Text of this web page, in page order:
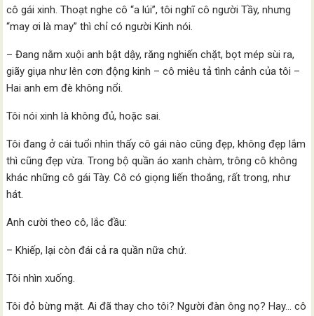
cô gái xinh. Thoạt nghe cô “a lúi”, tôi nghĩ cô người Tầy, nhưng
“may ơi là may” thì chỉ có người Kinh nói.
– Đang nằm xuội anh bật dậy, răng nghiến chặt, bọt mép sùi ra,
giãy giụa như lên cơn động kinh – cô miêu tả tình cảnh của tôi –
Hai anh em đè không nổi.
Tôi nói xinh là không đủ, hoặc sai.
Tôi đang ở cái tuổi nhìn thấy cô gái nào cũng đẹp, không đẹp lắm
thì cũng đẹp vừa. Trong bộ quần áo xanh chàm, trông cô không
khác những cô gái Tày. Cô có giọng liến thoắng, rất trong, như
hát.
Anh cười theo cô, lắc đầu:
– Khiếp, lại còn đái cả ra quần nữa chứ.
Tôi nhìn xuống.
Tôi đỏ bừng mặt. Ai đã thay cho tôi? Người đàn ông nọ? Hay… cô